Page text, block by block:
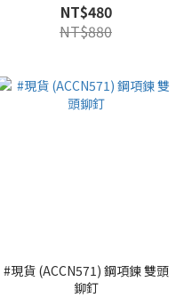
NT$480
NT$880
#現貨 (ACCN571) 鋼項鍊 雙頭
鉚釘